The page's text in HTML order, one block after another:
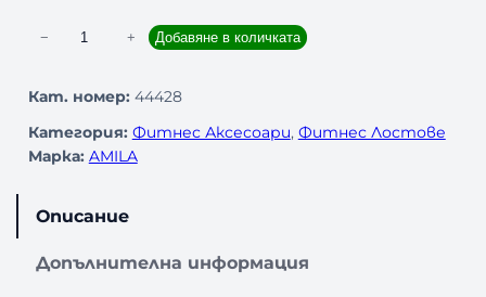
ч
е
т
− + Добавяне в количката
Кат. номер: 44428
Категория: Фитнес Аксесоари, Фитнес Лостове
Марка: AMILA
Описание
Допълнителна информация